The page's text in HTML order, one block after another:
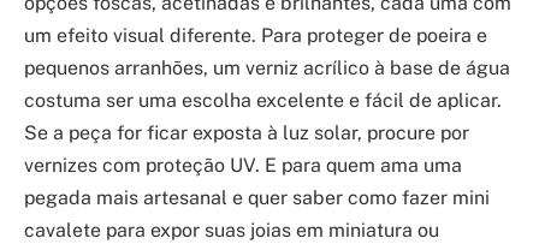
um efeito visual diferente. Para proteger de poeira e
pequenos arranhões, um verniz acrílico à base de água
costuma ser uma escolha excelente e fácil de aplicar.
Se a peça for ficar exposta à luz solar, procure por
vernizes com proteção UV. E para quem ama uma
pegada mais artesanal e quer saber como fazer mini
cavalete para expor suas joias em miniatura ou